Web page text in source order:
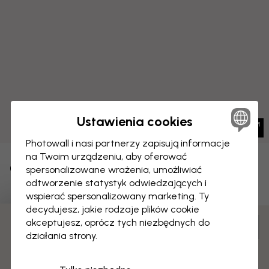
Lew cyrkowy
OBRAZ NA PŁÓTNIE
Personalizuj i zamów
Zmontowany i gotowy do zawieszenia
Ustawienia cookies
Photowall i nasi partnerzy zapisują informacje
na Twoim urządzeniu, aby oferować
spersonalizowane wrażenia, umożliwiać
odtworzenie statystyk odwiedzających i
wspierać spersonalizowany marketing. Ty
decydujesz, jakie rodzaje plików cookie
akceptujesz, oprócz tych niezbędnych do
działania strony.